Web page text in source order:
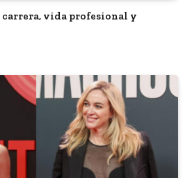
vida profesional y